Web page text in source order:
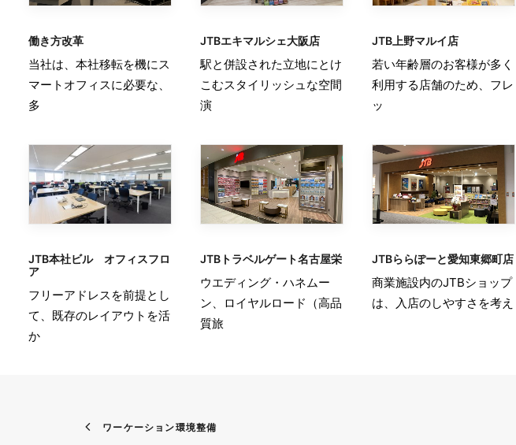
働き方改革
当社は、本社移転を機にス
マートオフィスに必要な、
多
JTBエキマルシェ大阪店
駅と併設された立地にとけ
こむスタイリッシュな空間
演
JTB上野マルイ店
若い年齢層のお客様が多く
利用する店舗のため、フレ
ッ
JTB本社ビル オフィスフロ
ア
フリーアドレスを前提とし
て、既存のレイアウトを活
か
JTBトラベルゲート名古屋栄
ウエディング・ハネムー
ン、ロイヤルロード（高品
質旅
JTBららぽーと愛知東郷町店
商業施設内のJTBショップ
は、入店のしやすさを考え
ワーケーション環境整備